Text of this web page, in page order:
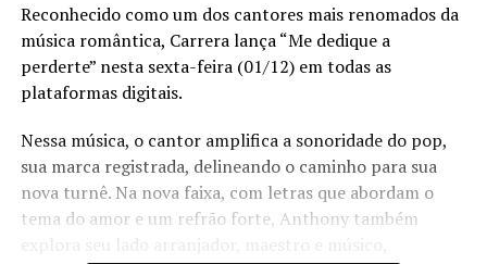
Reconhecido como um dos cantores mais renomados da
música romântica, Carrera lança “Me dedique a
perderte” nesta sexta-feira (01/12) em todas as
plataformas digitais.
Nessa música, o cantor amplifica a sonoridade do pop,
sua marca registrada, delineando o caminho para sua
nova turnê. Na nova faixa, com letras que abordam o
tema do amor e um refrão forte, Anthony também